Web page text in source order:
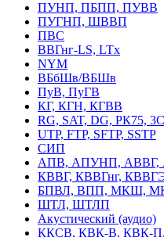
ПУНП, ПБПП, ПУВВ
ПУГНП, ШВВП
ПВС
ВВГнг-LS, LTx
NYM
ВБбШв/ВБШв
ПуВ, ПуГВ
КГ, КГН, КГВВ
RG, SAT, DG, РК75,
UTP, FTP, SFTP, SSTP
СИП
АПВ, АПУНП, АВВГ,
КВВГ, КВВГнг,
БПВЛ, ВПП, МКШ,
ШТЛ, ШТЛП
Акустический (аудио)
ККСВ, КВК-В, КВК-